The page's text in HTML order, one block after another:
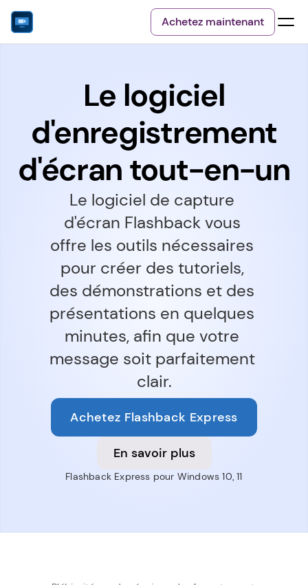
Achetez maintenant
Le logiciel
d'enregistrement
d'écran tout-en-un
Le logiciel de capture
d'écran Flashback vous
offre les outils nécessaires
pour créer des tutoriels,
des démonstrations et des
présentations en quelques
minutes, afin que votre
message soit parfaitement
clair.
Achetez Flashback Express
En savoir plus
Flashback Express pour Windows 10, 11